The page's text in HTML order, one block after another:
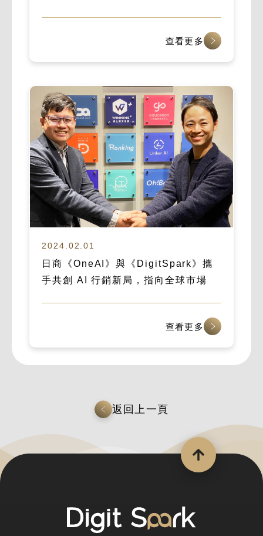
查看更多
2024.02.01
日商《OneAI》與《DigitSpark》攜
手共創 AI 行銷新局，指向全球市場
查看更多
返回上一頁